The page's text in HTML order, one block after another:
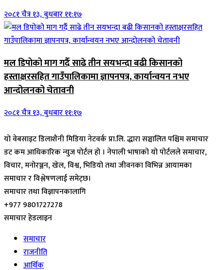
२०८१ चैत्र १३, बुधबार ११:१७
मल डिपोको माग गर्दै साढे तीन सयभन्दा बढी किसानको
हस्ताक्षरसहित गाउँपालिकामा ज्ञापनपत्र, कार्यान्वयन नभए
आन्दोलनको चेतावनी
२०८१ चैत्र १३, बुधबार ११:१७
यो वेबसाइट डिलाशैनी मिडिया नेटवर्क प्रा.लि. द्धारा सञ्चालित पश्चिम समाचार
डट कम आधिकारिक न्युज पोर्टल हो । नेपाली भाषाको यो पोर्टलले समाचार,
विचार, मनोरञ्जन, खेल, विश्व, भिडियो तथा जीवनका विभिन्न आयामका
समाचार र विश्लेषणलाई समेट्छ।
समाचार तथा विज्ञापनकालागि
+977 9801727278
समाचार हेडलाइन
समाचार
राजनीति
आर्थिक